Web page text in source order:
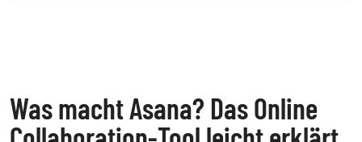
Was macht Asana? Das Online